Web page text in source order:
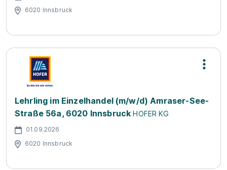
6020 Innsbruck
Lehrling im Einzelhandel (m/w/d) Amraser-See-
Straße 56a, 6020 Innsbruck HOFER KG
01.09.2026
6020 Innsbruck